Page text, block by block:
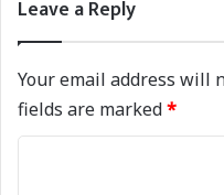
Leave a Reply
Your email address will
fields are marked*